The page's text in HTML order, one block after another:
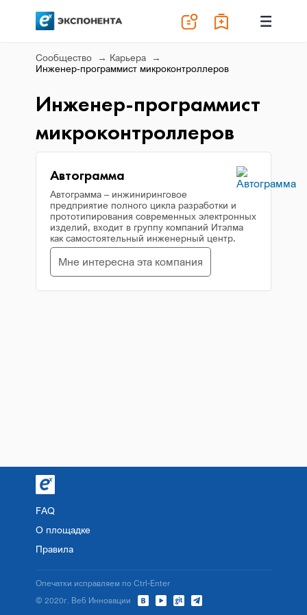
Сообщество
Карьера
Инженер-программист микроконтроллеров
Инженер-программист
микроконтроллеров
Автограмма
Автограмма – инжиниринговое
предприятие полного цикла разработки и
прототипирования современных электронных
изделий, входит в группу компаний Итэлма
как самостоятельный инженерный центр.
Мне интересна эта компания
FAQ
О площадке
Правила
© 2020г. Веб Инновации
Опечатки исправляем по Ctrl-Enter